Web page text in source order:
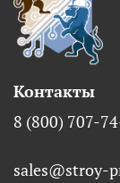
Контакты
8 (800) 707-
sales@stroy-